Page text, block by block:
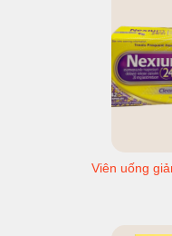
Viên uống